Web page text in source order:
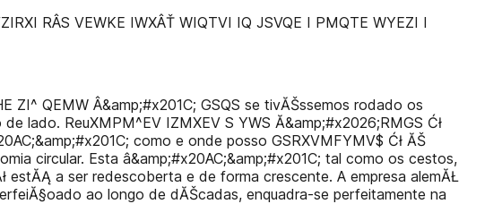
RÂ­S VEWKE IWXÂŤ WIQTVI IQ JSVQE I PMQTE WYEZI I
ZI^ QEMW Â&amp;#x201C; GSQS se tivĂŠssemos rodado os
lado. ReuXMPM^EV IZMXEV S YWS Ă&amp;#x2026;RMGS Ćł
como e onde posso GSRXVMFYMV$ Ćł ĂŠ
circular. Esta â&amp;#x20AC;&amp;#x201C; tal como os cestos,
estĂĄ a ser redescoberta e de forma crescente. A empresa alemĂŁ
ao longo de dĂŠcadas, enquadra-se perfeitamente na